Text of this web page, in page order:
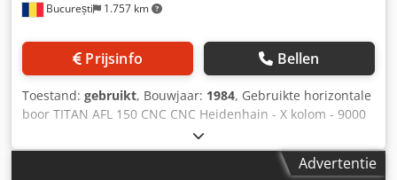
București 1.757 km
Prijsinfo Bellen
Toestand: gebruikt, Bouwjaar: 1984, Gebruikte horizontale
boor TITAN AFL 150 CNC CNC Heidenhain - X kolom - 9000
mm; - Y verticaal - 2000 mm; - W spindel - 900 mm - Z
kolom kruis - 600 mm - spindelsnelheid 900 rpm - spindel-
ø 150 mm - Machinegewicht ca. 50 ton Dodpfxjb Hv Twe
Advertentie